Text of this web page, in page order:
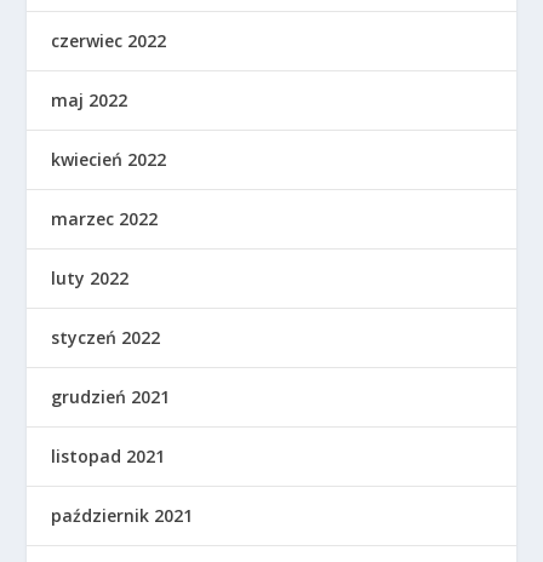
czerwiec 2022
maj 2022
kwiecień 2022
marzec 2022
luty 2022
styczeń 2022
grudzień 2021
listopad 2021
październik 2021